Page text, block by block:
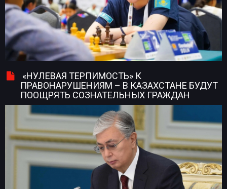
«НУЛЕВАЯ ТЕРПИМОСТЬ» К
ПРАВОНАРУШЕНИЯМ – В КАЗАХСТАНЕ БУДУТ
ПООЩРЯТЬ СОЗНАТЕЛЬНЫХ ГРАЖДАН